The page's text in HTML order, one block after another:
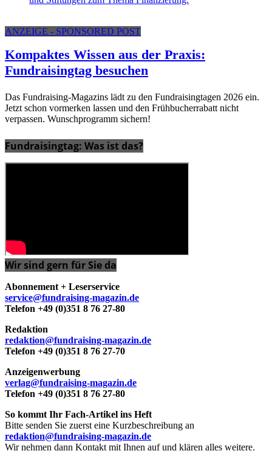
ANZEIGE - SPONSORED POST
Kompaktes Wissen aus der Praxis:
Fundraisingtag besuchen
Das Fundraising-Magazins lädt zu den Fundraisingtagen 2026 ein.
Jetzt schon vormerken lassen und den Frühbucherrabatt nicht
verpassen. Wunschprogramm sichern!
Fundraisingtag: Was ist das?
Wir sind gern für Sie da
Abonnement + Leserservice
service@fundraising-magazin.de
Telefon +49 (0)351 8 76 27-80
Redaktion
redaktion@fundraising-magazin.de
Telefon +49 (0)351 8 76 27-70
Anzeigenwerbung
verlag@fundraising-magazin.de
Telefon +49 (0)351 8 76 27-80
So kommt Ihr Fach-Artikel ins Heft
Bitte senden Sie zuerst eine Kurzbeschreibung an
redaktion@fundraising-magazin.de
Wir nehmen dann Kontakt mit Ihnen auf und klären alles weitere.